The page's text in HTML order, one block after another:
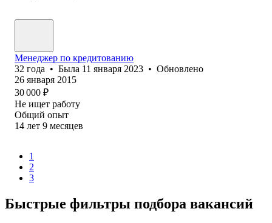
Менеджер по кредитованию
32 года • Была 11 января 2023 • Обновлено
26 января 2015
30 000 ₽
Не ищет работу
Общий опыт
14 лет 9 месяцев
1
2
3
Быстрые фильтры подбора вакансий